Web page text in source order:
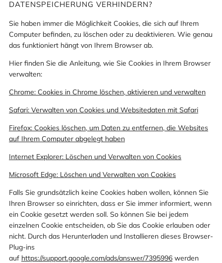
DATENSPEICHERUNG VERHINDERN?
Sie haben immer die Möglichkeit Cookies, die sich auf Ihrem
Computer befinden, zu löschen oder zu deaktivieren. Wie genau
das funktioniert hängt von Ihrem Browser ab.
Hier finden Sie die Anleitung, wie Sie Cookies in Ihrem Browser
verwalten:
Chrome: Cookies in Chrome löschen, aktivieren und verwalten
Safari: Verwalten von Cookies und Websitedaten mit Safari
Firefox: Cookies löschen, um Daten zu entfernen, die Websites
auf Ihrem Computer abgelegt haben
Internet Explorer: Löschen und Verwalten von Cookies
Microsoft Edge: Löschen und Verwalten von Cookies
Falls Sie grundsätzlich keine Cookies haben wollen, können Sie
Ihren Browser so einrichten, dass er Sie immer informiert, wenn
ein Cookie gesetzt werden soll. So können Sie bei jedem
einzelnen Cookie entscheiden, ob Sie das Cookie erlauben oder
nicht. Durch das Herunterladen und Installieren dieses Browser-
Plug-ins
auf https://support.google.com/ads/answer/7395996 werden